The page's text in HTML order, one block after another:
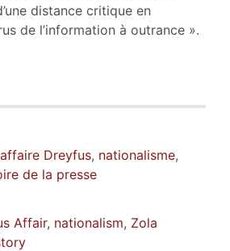
distance critique en
de l’information à outrance ».
affaire Dreyfus, nationalisme,
de la presse
Affair, nationalism, Zola